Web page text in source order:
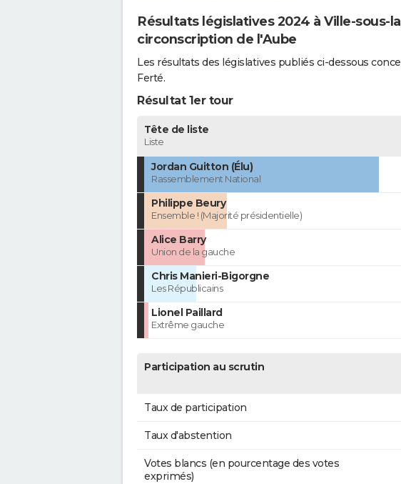
Résultats législatives 2024 à Ville-sous-
circonscription de l'Aube
Les résultats des législatives publiés ci-dessous
Ferté.
Résultat 1er tour
Tête de liste
Liste
Jordan Guitton (Élu)
Rassemblement National
Philippe Beury
Ensemble ! (Majorité présidentielle)
Alice Barry
Union de la gauche
Chris Manieri-Bigorgne
Les Républicains
Lionel Paillard
Extrême gauche
Participation au scrutin
Taux de participation
Taux d'abstention
Votes blancs (en pourcentage des votes
exprimés)